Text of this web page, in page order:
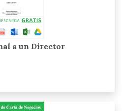
a un Director